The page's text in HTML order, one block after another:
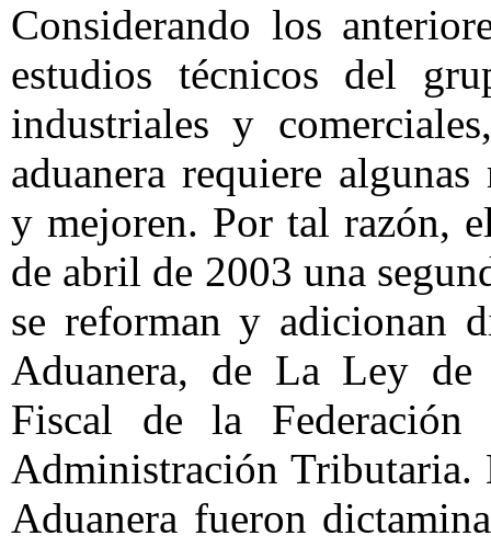
Considerando los
estudios técnicos del
industriales y
aduanera requiere
y mejoren. Por tal razón,
de abril de 2003 una
se reforman y adicionan
Aduanera, de La Ley
Fiscal de la
Administración Tributaria.
Aduanera fueron